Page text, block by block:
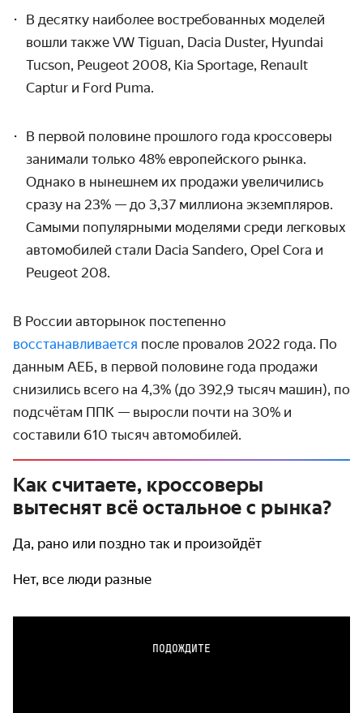
В десятку наиболее востребованных моделей
вошли также VW Tiguan, Dacia Duster, Hyundai
Tucson, Peugeot 2008, Kia Sportage, Renault
Captur и Ford Puma.
В первой половине прошлого года кроссоверы
занимали только 48% европейского рынка.
Однако в нынешнем их продажи увеличились
сразу на 23% — до 3,37 миллиона экземпляров.
Самыми популярными моделями среди легковых
автомобилей стали Dacia Sandero, Opel Cora и
Peugeot 208.
В России авторынок постепенно
восстанавливается после провалов 2022 года. По
данным АЕБ, в первой половине года продажи
снизились всего на 4,3% (до 392,9 тысяч машин), по
подсчётам ППК — выросли почти на 30% и
составили 610 тысяч автомобилей.
Как считаете, кроссоверы
вытеснят всё остальное с рынка?
Да, рано или поздно так и произойдёт
Нет, все люди разные
ПОДОЖДИТЕ